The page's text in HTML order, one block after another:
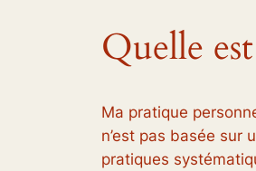
Quelle
Ma pratique
n’est pas basée sur
pratiques